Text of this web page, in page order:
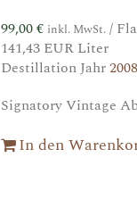
99,00€ inkl. MwSt. /
141,43 EUR Liter
Destillation Jahr2008
Signatory Vintage
In den